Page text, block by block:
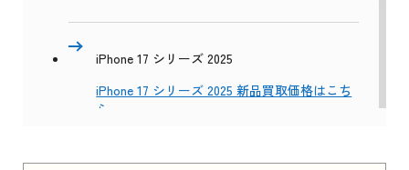
iPhone 17 シリーズ 2025
iPhone 17 シリーズ 2025 新品買取価格はこち
ら